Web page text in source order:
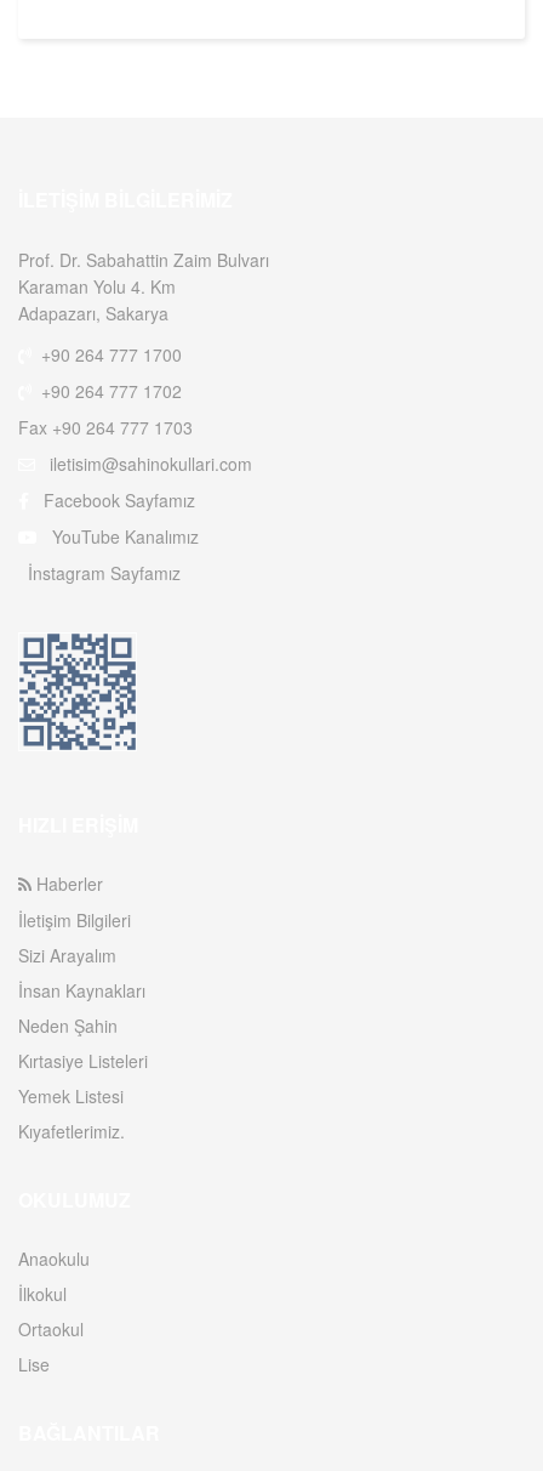
Prof. Dr. Sabahattin Zaim Bulvarı
Karaman Yolu 4. Km
Adapazarı, Sakarya
+90 264 777 1700
+90 264 777 1702
Fax +90 264 777 1703
iletisim@sahinokullari.com
Facebook Sayfamız
YouTube Kanalımız
İnstagram Sayfamız
Haberler
İletişim Bilgileri
Sizi Arayalım
İnsan Kaynakları
Neden Şahin
Kırtasiye Listeleri
Yemek Listesi
Kıyafetlerimiz.
Anaokulu
İlkokul
Ortaokul
Lise